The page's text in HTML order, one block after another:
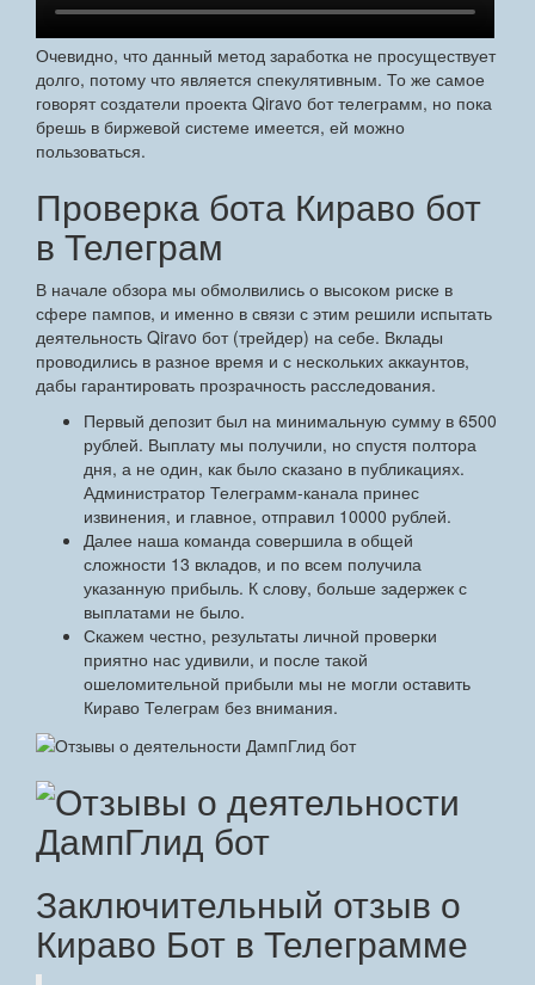
Очевидно, что данный метод заработка не просуществует
долго, потому что является спекулятивным. То же самое
говорят создатели проекта Qiravo бот телеграмм, но пока
брешь в биржевой системе имеется, ей можно
пользоваться.
Проверка бота Кираво бот
в Телеграм
В начале обзора мы обмолвились о высоком риске в
сфере пампов, и именно в связи с этим решили испытать
деятельность Qiravo бот (трейдер) на себе. Вклады
проводились в разное время и с нескольких аккаунтов,
дабы гарантировать прозрачность расследования.
Первый депозит был на минимальную сумму в 6500
рублей. Выплату мы получили, но спустя полтора
дня, а не один, как было сказано в публикациях.
Администратор Телеграмм-канала принес
извинения, и главное, отправил 10000 рублей.
Далее наша команда совершила в общей
сложности 13 вкладов, и по всем получила
указанную прибыль. К слову, больше задержек с
выплатами не было.
Скажем честно, результаты личной проверки
приятно нас удивили, и после такой
ошеломительной прибыли мы не могли оставить
Кираво Телеграм без внимания.
Заключительный отзыв о
Кираво Бот в Телеграмме